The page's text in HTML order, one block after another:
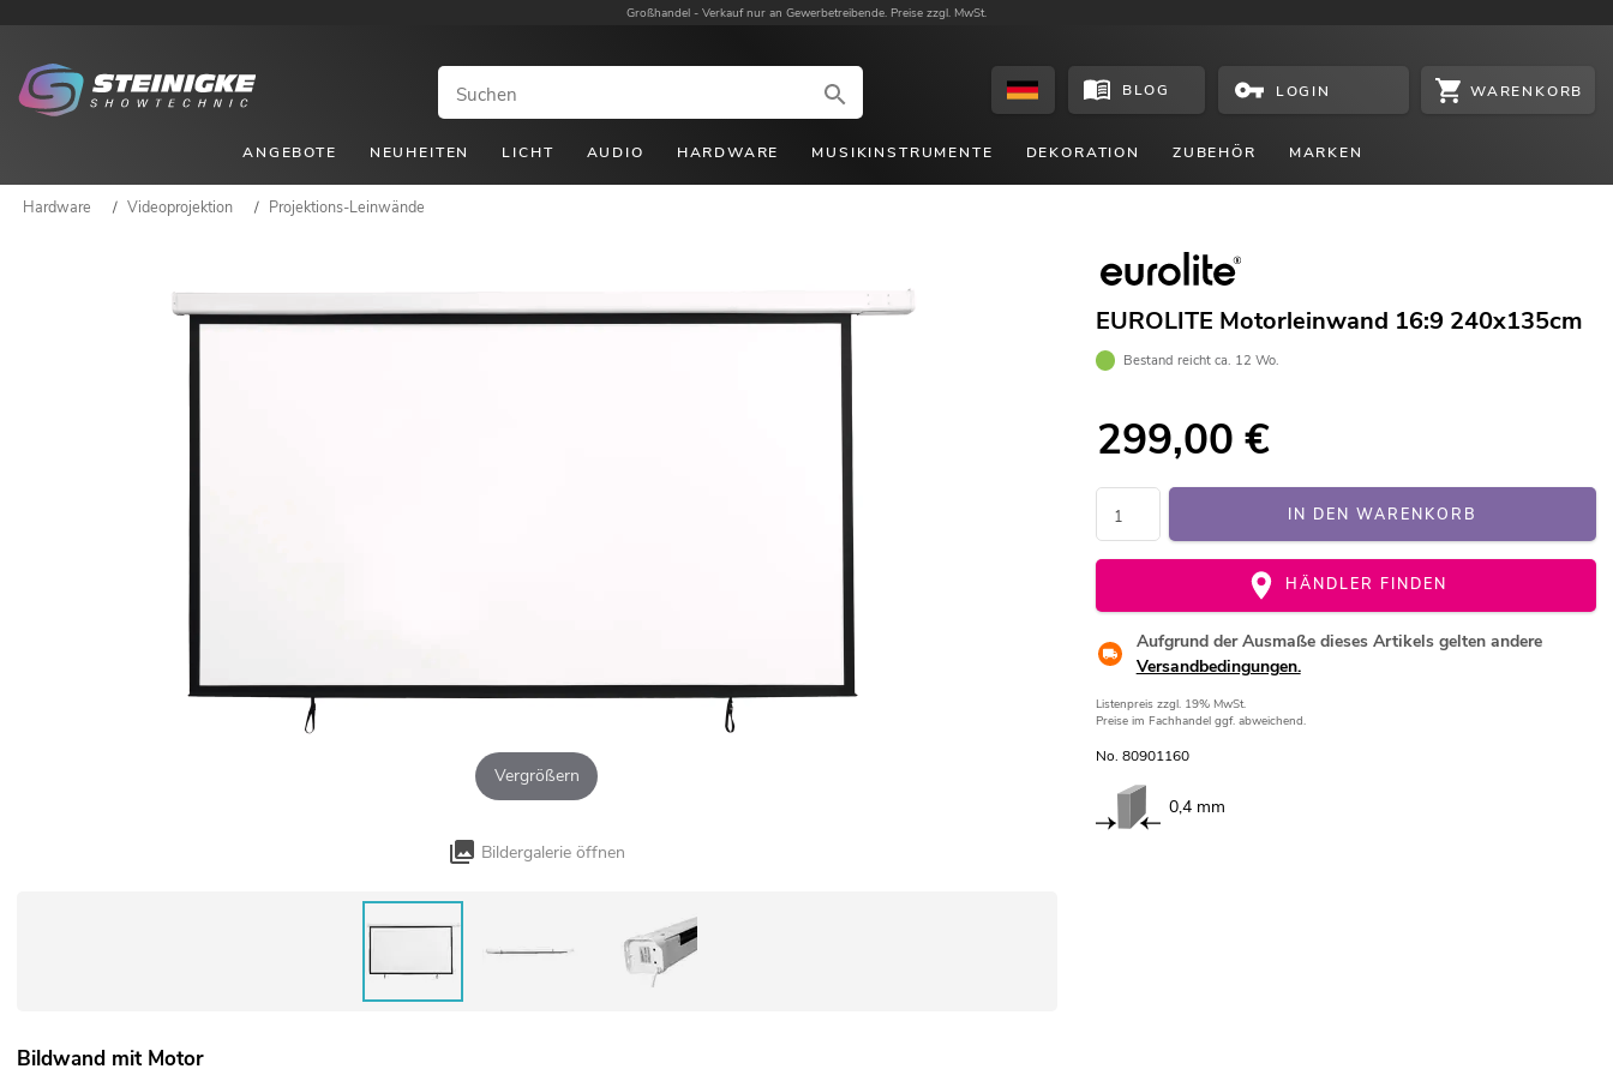
Großhandel - Verkauf nur an Gewerbetreibende. Preise zzgl. MwSt.
BLOG LOGIN WARENKORB
ANGEBOTE NEUHEITEN LICHT AUDIO HARDWARE MUSIKINSTRUMENTE DEKORATION ZUBEHÖR MARKEN
Hardware / Videoprojektion / Projektions-Leinwände
Vergrößern
Bildergalerie öffnen
EUROLITE Motorleinwand 16:9 240x135cm
Bestand reicht ca. 12 Wo.
299,00 €
IN DEN WARENKORB
HÄNDLER FINDEN
Aufgrund der Ausmaße dieses Artikels gelten andere
Versandbedingungen.
Listenpreis zzgl. 19% MwSt.
Preise im Fachhandel ggf. abweichend.
No. 80901160
0,4 mm
Bildwand mit Motor